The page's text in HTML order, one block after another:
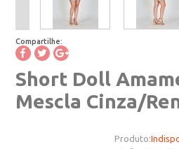
Compartilhe:
Short Doll
Mescla Cinza/
Produto: